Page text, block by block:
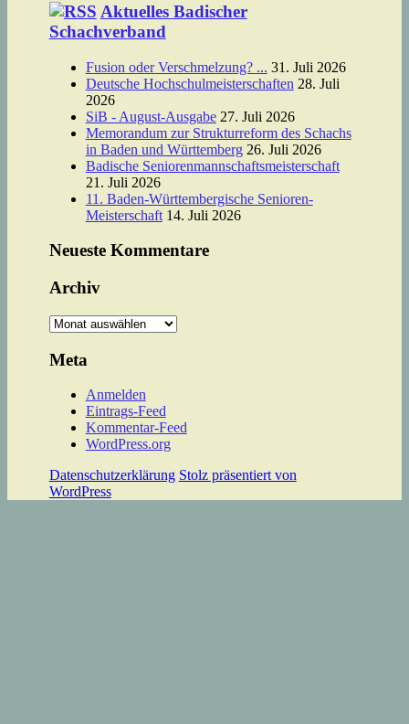
Aktuelles Badischer
Schachverband
Fusion oder Verschmelzung? ... 31. Juli 2026
Deutsche Hochschulmeisterschaften 28. Juli
2026
SiB - August-Ausgabe 27. Juli 2026
Memorandum zur Strukturreform des Schachs
in Baden und Württemberg 26. Juli 2026
Badische Seniorenmannschaftsmeisterschaft
21. Juli 2026
11. Baden-Württembergische Senioren-
Meisterschaft 14. Juli 2026
Neueste Kommentare
Archiv
Archiv
Meta
Anmelden
Eintrags-Feed
Kommentar-Feed
WordPress.org
Datenschutzerklärung Stolz präsentiert von
WordPress